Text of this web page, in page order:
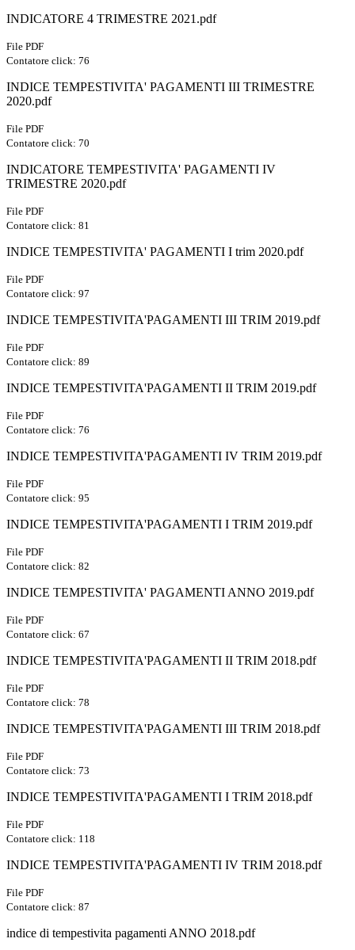
INDICATORE 4 TRIMESTRE 2021.pdf
File PDF
Contatore click: 76
INDICE TEMPESTIVITA' PAGAMENTI III TRIMESTRE
2020.pdf
File PDF
Contatore click: 70
INDICATORE TEMPESTIVITA' PAGAMENTI IV
TRIMESTRE 2020.pdf
File PDF
Contatore click: 81
INDICE TEMPESTIVITA' PAGAMENTI I trim 2020.pdf
File PDF
Contatore click: 97
INDICE TEMPESTIVITA'PAGAMENTI III TRIM 2019.pdf
File PDF
Contatore click: 89
INDICE TEMPESTIVITA'PAGAMENTI II TRIM 2019.pdf
File PDF
Contatore click: 76
INDICE TEMPESTIVITA'PAGAMENTI IV TRIM 2019.pdf
File PDF
Contatore click: 95
INDICE TEMPESTIVITA'PAGAMENTI I TRIM 2019.pdf
File PDF
Contatore click: 82
INDICE TEMPESTIVITA' PAGAMENTI ANNO 2019.pdf
File PDF
Contatore click: 67
INDICE TEMPESTIVITA'PAGAMENTI II TRIM 2018.pdf
File PDF
Contatore click: 78
INDICE TEMPESTIVITA'PAGAMENTI III TRIM 2018.pdf
File PDF
Contatore click: 73
INDICE TEMPESTIVITA'PAGAMENTI I TRIM 2018.pdf
File PDF
Contatore click: 118
INDICE TEMPESTIVITA'PAGAMENTI IV TRIM 2018.pdf
File PDF
Contatore click: 87
indice di tempestivita pagamenti ANNO 2018.pdf